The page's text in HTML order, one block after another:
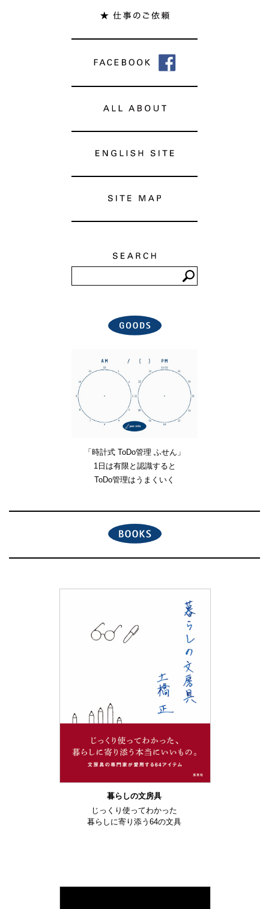
「時計式 ToDo管理 ふせん」
1日は有限と認識すると
ToDo管理はうまくいく
暮らしの文房具
じっくり使ってわかった
暮らしに寄り添う64の文具